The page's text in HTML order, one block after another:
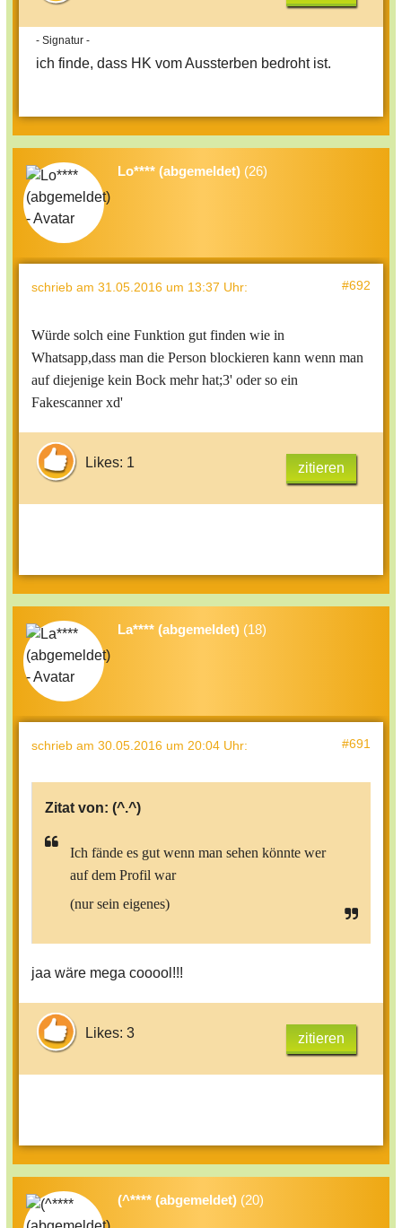
- Signatur -
ich finde, dass HK vom Aussterben bedroht ist.
Lo**** (abgemeldet) (26)
schrieb am 31.05.2016 um 13:37 Uhr: #692
Würde solch eine Funktion gut finden wie in
Whatsapp,dass man die Person blockieren kann wenn man
auf diejenige kein Bock mehr hat;3' oder so ein
Fakescanner xd'
Likes: 1 zitieren
La**** (abgemeldet) (18)
schrieb am 30.05.2016 um 20:04 Uhr: #691
Zitat von: (^.^)
Ich fände es gut wenn man sehen könnte wer
auf dem Profil war
(nur sein eigenes)
jaa wäre mega cooool!!!
Likes: 3 zitieren
(^**** (abgemeldet) (20)